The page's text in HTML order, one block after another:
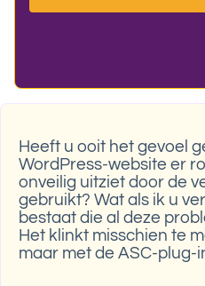
Heeft u ooit het gevoel
WordPress-website er
onveilig uitziet door de
gebruikt? Wat als ik u
bestaat die al deze
Het klinkt misschien te
maar met de ASC-plug-